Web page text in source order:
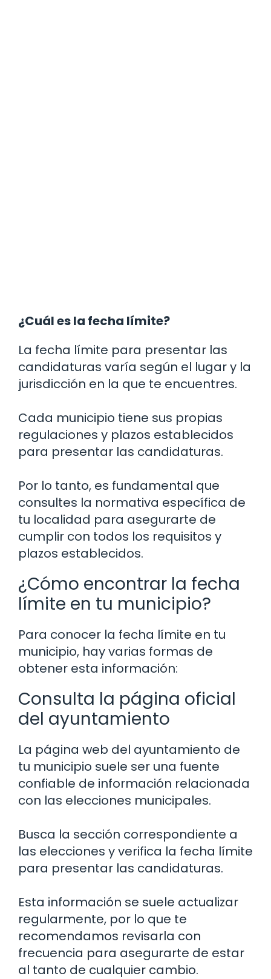
¿Cuál es la fecha límite?
La fecha límite para presentar las
candidaturas varía según el lugar y la
jurisdicción en la que te encuentres.
Cada municipio tiene sus propias
regulaciones y plazos establecidos
para presentar las candidaturas.
Por lo tanto, es fundamental que
consultes la normativa específica de
tu localidad para asegurarte de
cumplir con todos los requisitos y
plazos establecidos.
¿Cómo encontrar la fecha
límite en tu municipio?
Para conocer la fecha límite en tu
municipio, hay varias formas de
obtener esta información:
Consulta la página oficial
del ayuntamiento
La página web del ayuntamiento de
tu municipio suele ser una fuente
confiable de información relacionada
con las elecciones municipales.
Busca la sección correspondiente a
las elecciones y verifica la fecha límite
para presentar las candidaturas.
Esta información se suele actualizar
regularmente, por lo que te
recomendamos revisarla con
frecuencia para asegurarte de estar
al tanto de cualquier cambio.